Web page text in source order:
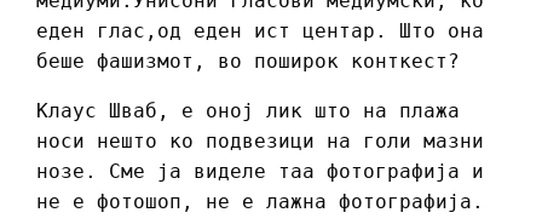
еден глас,од еден ист центар. Што она
беше фашизмот, во поширок конткест?
Клаус Шваб, е оној лик што на плажа
носи нешто ко подвезици на голи мазни
нозе. Сме ја виделе таа фотографија и
не е фотошоп, не е лажна фотографија.